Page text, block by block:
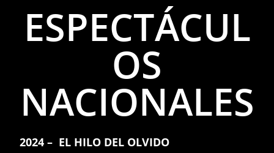
ESPECTÁCUL
OS
NACIONALES
2024 – EL HILO DEL OLVIDO